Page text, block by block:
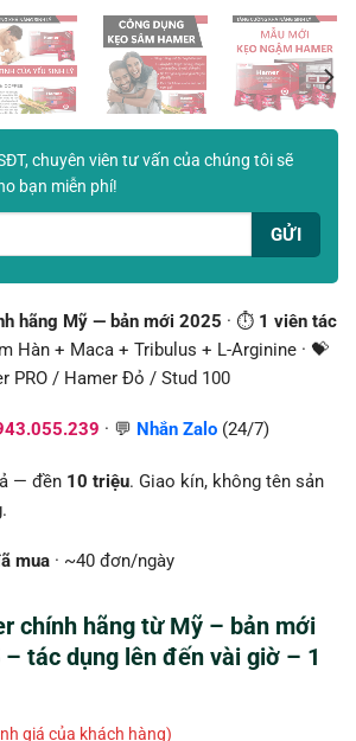
chuyên viên tư vấn của chúng tôi sẽ
bạn miễn phí!
hãng Mỹ — bản mới 2025 · ⏱️ 1 viên tác
Hàn + Maca + Tribulus + L-Arginine · 💝
PRO / Hamer Đỏ / Stud 100
· 💬 Nhắn Zalo (24/7)
— đền 10 triệu. Giao kín, không tên sản
mua · ~40 đơn/ngày
chính hãng từ Mỹ – bản mới
tác dụng lên đến vài giờ – 1
giá của khách hàng)